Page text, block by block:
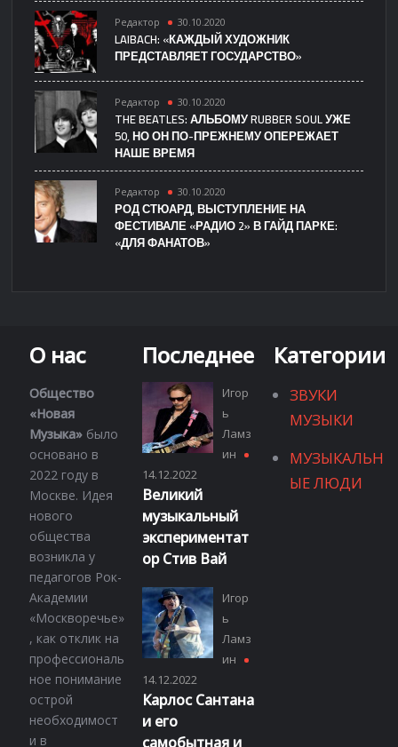
Редактор 30.10.2020
LAIBACH: «КАЖДЫЙ ХУДОЖНИК
ПРЕДСТАВЛЯЕТ ГОСУДАРСТВО»
Редактор 30.10.2020
THE BEATLES: АЛЬБОМУ RUBBER SOUL УЖЕ
50, НО ОН ПО-ПРЕЖНЕМУ ОПЕРЕЖАЕТ
НАШЕ ВРЕМЯ
Редактор 30.10.2020
РОД СТЮАРД, ВЫСТУПЛЕНИЕ НА
ФЕСТИВАЛЕ «РАДИО 2» В ГАЙД ПАРКЕ:
«ДЛЯ ФАНАТОВ»
О нас
Общество
«Новая
Музыка» было
основано в
2022 году в
Москве. Идея
нового
общества
возникла у
педагогов Рок-
Академии
«Москворечье»
, как отклик на
профессиональ
ное понимание
острой
необходимост
и в
Последнее
Игор
ь
Ламз
ин
14.12.2022
Великий
музыкальный
экспериментат
ор Стив Вай
Игор
ь
Ламз
ин
14.12.2022
Карлос Сантана
и его
самобытная и
Категории
ЗВУКИ
МУЗЫКИ
МУЗЫКАЛЬН
ЫЕ ЛЮДИ